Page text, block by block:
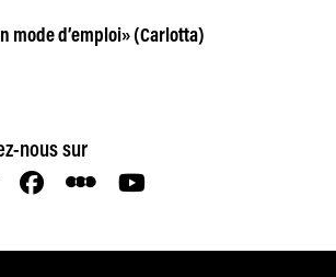
mode d’emploi» (Carlotta)
nous sur